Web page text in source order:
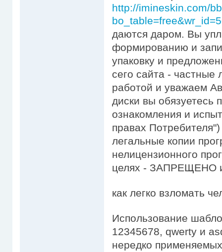
http://imineskin.com/
даются даром. Вы
формированию и
упаковку и
сего сайта -
работой и уважаем
диски вы обязуетесь
ознакомления и
правах
легальные копии
нелицензионного
целях - ЗАПРЕЩЕНО и
как легко взломать
Использование
12345678, qwerty и
нередко